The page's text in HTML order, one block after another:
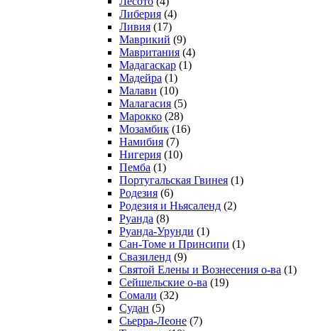
Либерия (4)
Ливия (17)
Маврикий (9)
Мавритания (4)
Мадагаскар (1)
Мадейра (1)
Малави (10)
Малагасия (5)
Марокко (28)
Мозамбик (16)
Намибия (7)
Нигерия (10)
Пемба (1)
Португальская Гвинея (1)
Родезия (6)
Родезия и Ньясаленд (2)
Руанда (8)
Руанда-Урунди (1)
Сан-Томе и Принсипи (1)
Свазиленд (9)
Святой Елены и Вознесения о-ва (1)
Сейшельские о-ва (19)
Сомали (32)
Судан (5)
Сьерра-Леоне (7)